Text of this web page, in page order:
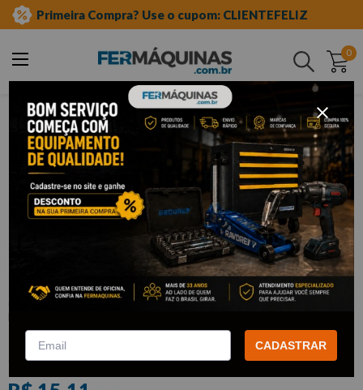
Primeira Compra? Use o cupom: CLIENTEFELIZ
0
Buscar
ferramentas manuais
chave de fenda e phillips
phillips
Chave Phillips 3/16” x 5” - Moretzsohn
21013
R$14
com5% de descontono PIX ou Boleto
CADASTRAR